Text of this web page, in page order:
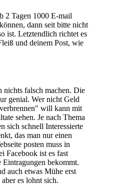
2 Tagen 1000 E-mail
dann seit bitte nicht
ist. Letztendlich richtet es
und deinem Post, wie
falsch machen. Die
genial. Wer nicht Geld
will kann mit
sehen. Je nach Thema
sich schnell Interessierte
das man nur einen
posten muss in
Facebook ist es fast
Eintragungen bekommt.
auch etwas Mühe erst
es lohnt sich.